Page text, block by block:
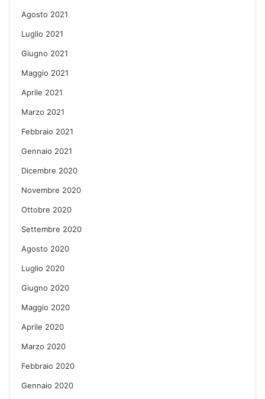
Agosto 2021
Luglio 2021
Giugno 2021
Maggio 2021
Aprile 2021
Marzo 2021
Febbraio 2021
Gennaio 2021
Dicembre 2020
Novembre 2020
Ottobre 2020
Settembre 2020
Agosto 2020
Luglio 2020
Giugno 2020
Maggio 2020
Aprile 2020
Marzo 2020
Febbraio 2020
Gennaio 2020